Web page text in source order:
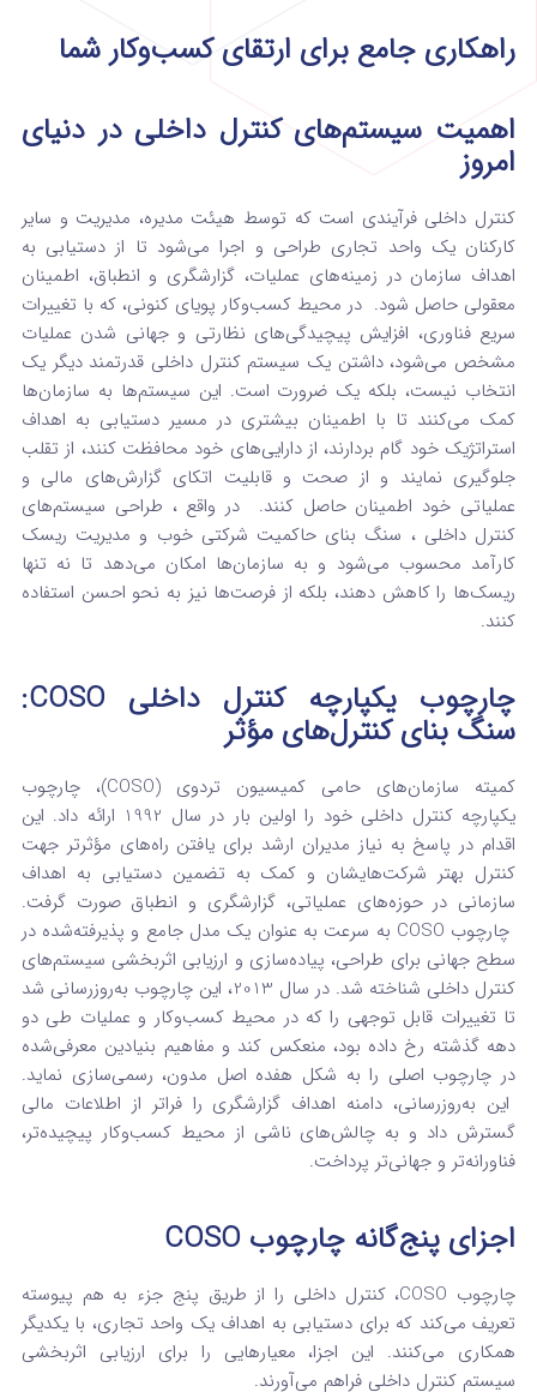
راهکاری جامع برای ارتقای کسب‌وکار شما
اهمیت سیستم‌های کنترل داخلی در دنیای
امروز
کنترل داخلی فرآیندی است که توسط هیئت مدیره، مدیریت و سایر
کارکنان یک واحد تجاری طراحی و اجرا می‌شود تا از دستیابی به
اهداف سازمان در زمینه‌های عملیات، گزارشگری و انطباق، اطمینان
معقولی حاصل شود. در محیط کسب‌وکار پویای کنونی، که با تغییرات
سریع فناوری، افزایش پیچیدگی‌های نظارتی و جهانی شدن عملیات
مشخص می‌شود، داشتن یک سیستم کنترل داخلی قدرتمند دیگر یک
انتخاب نیست، بلکه یک ضرورت است. این سیستم‌ها به سازمان‌ها
کمک می‌کنند تا با اطمینان بیشتری در مسیر دستیابی به اهداف
استراتژیک خود گام بردارند، از دارایی‌های خود محافظت کنند، از تقلب
جلوگیری نمایند و از صحت و قابلیت اتکای گزارش‌های مالی و
عملیاتی خود اطمینان حاصل کنند.
در واقع ، طراحی سیستم‌های
کنترل داخلی ، سنگ بنای حاکمیت شرکتی خوب و مدیریت ریسک
کارآمد محسوب می‌شود و به سازمان‌ها امکان می‌دهد تا نه تنها
ریسک‌ها را کاهش دهند، بلکه از فرصت‌ها نیز به نحو احسن استفاده
کنند.
چارچوب یکپارچه کنترل داخلی COSO:
سنگ بنای کنترل‌های مؤثر
کمیته سازمان‌های حامی کمیسیون تردوی (COSO)، چارچوب
یکپارچه کنترل داخلی خود را اولین بار در سال 1992 ارائه داد. این
اقدام در پاسخ به نیاز مدیران ارشد برای یافتن راه‌های مؤثرتر جهت
کنترل بهتر شرکت‌هایشان و کمک به تضمین دستیابی به اهداف
سازمانی در حوزه‌های عملیاتی، گزارشگری و انطباق صورت گرفت.
چارچوب COSO به سرعت به عنوان یک مدل جامع و پذیرفته‌شده در
سطح جهانی برای طراحی، پیاده‌سازی و ارزیابی اثربخشی سیستم‌های
کنترل داخلی شناخته شد.
در سال 2013، این چارچوب به‌روزرسانی شد
تا تغییرات قابل توجهی را که در محیط کسب‌وکار و عملیات طی دو
دهه گذشته رخ داده بود، منعکس کند و مفاهیم بنیادین معرفی‌شده
در چارچوب اصلی را به شکل هفده اصل مدون، رسمی‌سازی نماید.
این به‌روزرسانی، دامنه اهداف گزارشگری را فراتر از اطلاعات مالی
گسترش داد و به چالش‌های ناشی از محیط کسب‌وکار پیچیده‌تر،
فناورانه‌تر و جهانی‌تر پرداخت.
اجزای پنج‌گانه چارچوب COSO
چارچوب COSO، کنترل داخلی را از طریق پنج جزء به هم پیوسته
تعریف می‌کند که برای دستیابی به اهداف یک واحد تجاری، با یکدیگر
همکاری می‌کنند. این اجزا، معیارهایی را برای ارزیابی اثربخشی
سیستم کنترل داخلی فراهم می‌آورند.